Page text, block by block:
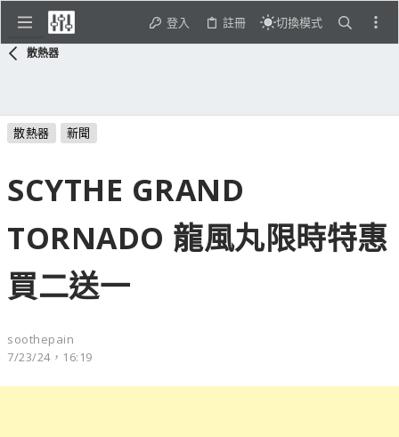
登入 註冊 切換模式
散熱器
散熱器 新聞
SCYTHE GRAND
TORNADO 龍風丸限時特惠
買二送一
soothepain
7/23/24，16:19